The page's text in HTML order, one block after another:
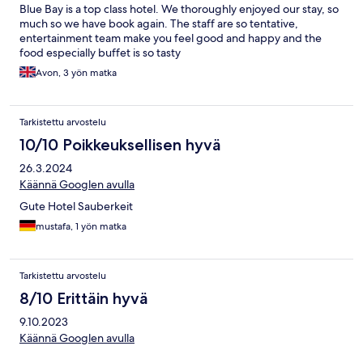
Blue Bay is a top class hotel. We thoroughly enjoyed our stay, so
much so we have book again. The staff are so tentative,
entertainment team make you feel good and happy and the
food especially buffet is so tasty
Avon, 3 yön matka
Tarkistettu arvostelu
10/10 Poikkeuksellisen hyvä
26.3.2024
Käännä Googlen avulla
Gute Hotel Sauberkeit
mustafa, 1 yön matka
Tarkistettu arvostelu
8/10 Erittäin hyvä
9.10.2023
Käännä Googlen avulla